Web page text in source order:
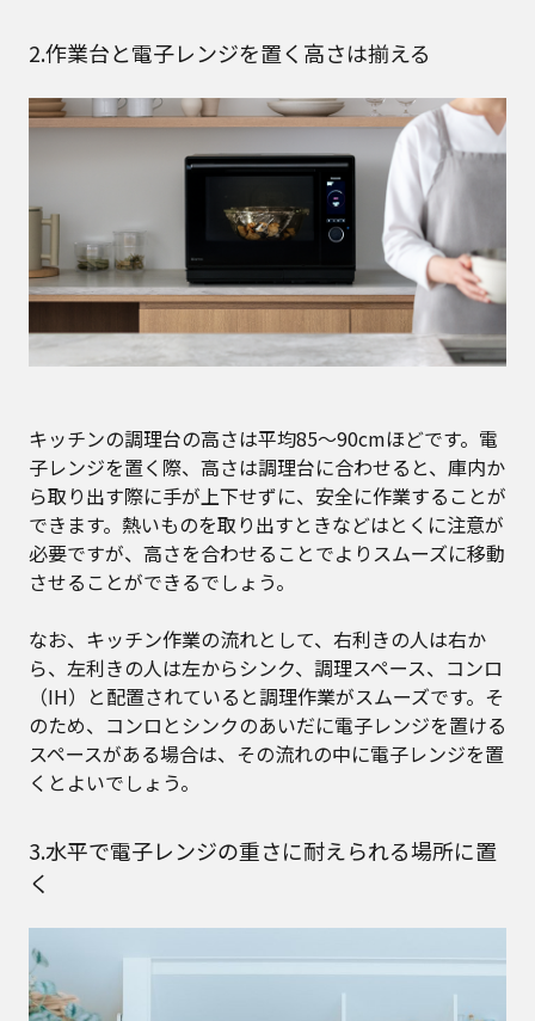
2.作業台と電子レンジを置く高さは揃える
キッチンの調理台の高さは平均85〜90cmほどです。電
子レンジを置く際、高さは調理台に合わせると、庫内か
ら取り出す際に手が上下せずに、安全に作業することが
できます。熱いものを取り出すときなどはとくに注意が
必要ですが、高さを合わせることでよりスムーズに移動
させることができるでしょう。
なお、キッチン作業の流れとして、右利きの人は右か
ら、左利きの人は左からシンク、調理スペース、コンロ
（IH）と配置されていると調理作業がスムーズです。そ
のため、コンロとシンクのあいだに電子レンジを置ける
スペースがある場合は、その流れの中に電子レンジを置
くとよいでしょう。
3.水平で電子レンジの重さに耐えられる場所に置
く